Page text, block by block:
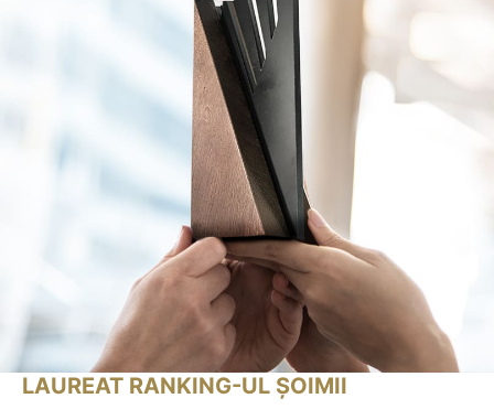
LAUREAT RANKING-UL ȘOIMII